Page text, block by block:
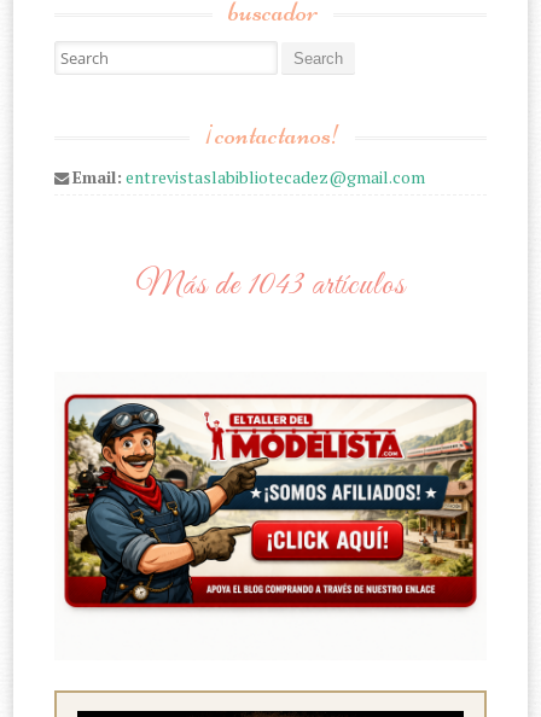
buscador
Search for:
¡contactanos!
Email: entrevistaslabibliotecadez@gmail.com
Más de 1043 artículos